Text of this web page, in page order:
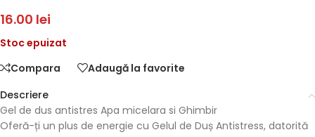
16.00 lei
Stoc epuizat
Compara
Adaugă la favorite
Descriere
Gel de dus antistres Apa micelara si Ghimbir
Oferă-ți un plus de energie cu Gelul de Duș Antistress, datorită